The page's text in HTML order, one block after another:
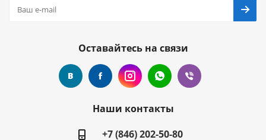
Оставайтесь на связи
Наши контакты
+7 (846) 202-50-80